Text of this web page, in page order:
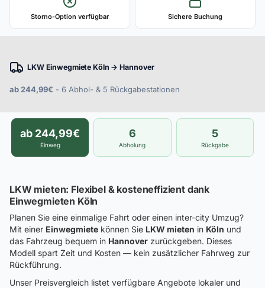
Storno-Option verfügbar Sichere Buchung
LKW Einwegmiete Köln → Hannover
ab 244,99€ - 6 Abhol- & 5 Rückgabestationen
ab 244,99€
Einweg
6
Abholung
5
Rückgabe
LKW mieten: Flexibel & kosteneffizient dank
Einwegmieten Köln
Planen Sie eine einmalige Fahrt oder einen inter-city Umzug?
Mit einer Einwegmiete können Sie LKW mieten in Köln und
das Fahrzeug bequem in Hannover zurückgeben. Dieses
Modell spart Zeit und Kosten — kein zusätzlicher Fahrweg zur
Rückführung.
Unser Preisvergleich listet verfügbare Angebote lokaler und